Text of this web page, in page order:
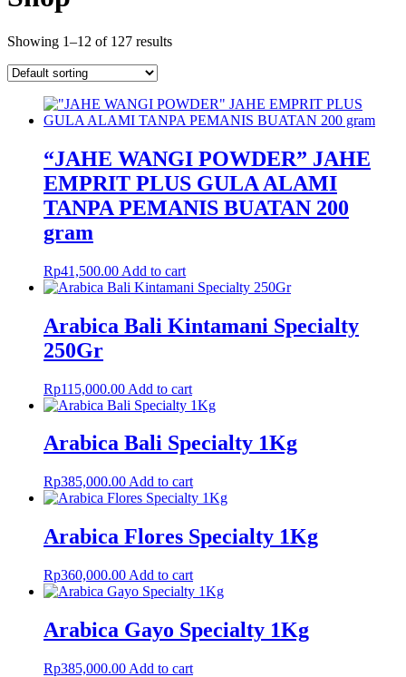
Showing 1–12 of 127 results
“JAHE WANGI POWDER” JAHE
EMPRIT PLUS GULA ALAMI
TANPA PEMANIS BUATAN 200
gram
Rp41,500.00 Add to cart
Arabica Bali Kintamani Specialty
250Gr
Rp115,000.00 Add to cart
Arabica Bali Specialty 1Kg
Rp385,000.00 Add to cart
Arabica Flores Specialty 1Kg
Rp360,000.00 Add to cart
Arabica Gayo Specialty 1Kg
Rp385,000.00 Add to cart